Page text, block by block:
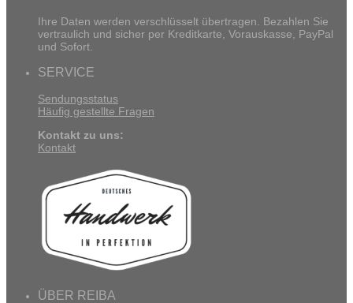
Ihre Daten werden verschlüsselt übertragen. Bezahlen Sie
vertraulich und sicher per Kreditkarte, Vorauskasse, PayPal
und Sofort.
SERVICE
Sendungsstatus
Häufig gestellte Fragen
Kontakt zu uns:
Kontakt
ÜBER REIBA